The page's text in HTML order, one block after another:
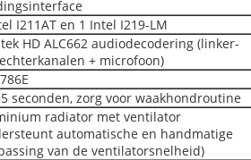
I211AT en 1 Intel I219-LM
HD ALC662 audiodecodering (linker-
+ microfoon)
seconden, zorg voor waakhondroutine
radiator met ventilator
automatische en handmatige
van de ventilatorsnelheid)